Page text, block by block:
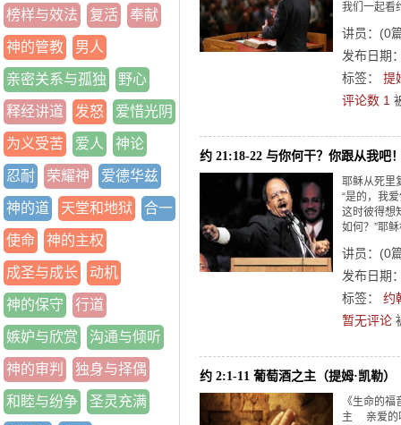
榜样与效法 复活 奉献
神的管教 男人
亲密关系与孤独 野心
释经讲道 发怒 爱惜光阴
为义受苦 爱人 神论
忍耐 荣耀神 爱德华兹
神的道 天堂和地狱 合一
使命 神的主权
成圣与成长 动机
神的保守 行道
嫉妒与欣赏 沟通与倾听
神的审判 独身与择偶
和睦与纷争 圣灵充满
我们一起看
讲员： (0
发布日期
标签： 提
评论数 1
约 21:18-22 与你何干？你跟从我吧
耶稣从死里
“是的，我
这时彼得想
如何？”耶
讲员： (0
发布日期
标签： 约
暂无评论
约 2:1-11 葡萄酒之主（提姆·凯勒）
《生命的
主 亲爱的